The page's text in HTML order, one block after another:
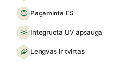
Pagaminta ES
Integruota UV apsauga
Lengvas ir tvirtas